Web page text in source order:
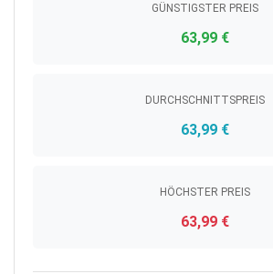
GÜNSTIGSTER PREIS
63,99 €
DURCHSCHNITTSPREIS
63,99 €
HÖCHSTER PREIS
63,99 €